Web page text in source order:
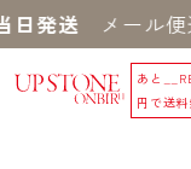
発送メール便送
あと
円で送